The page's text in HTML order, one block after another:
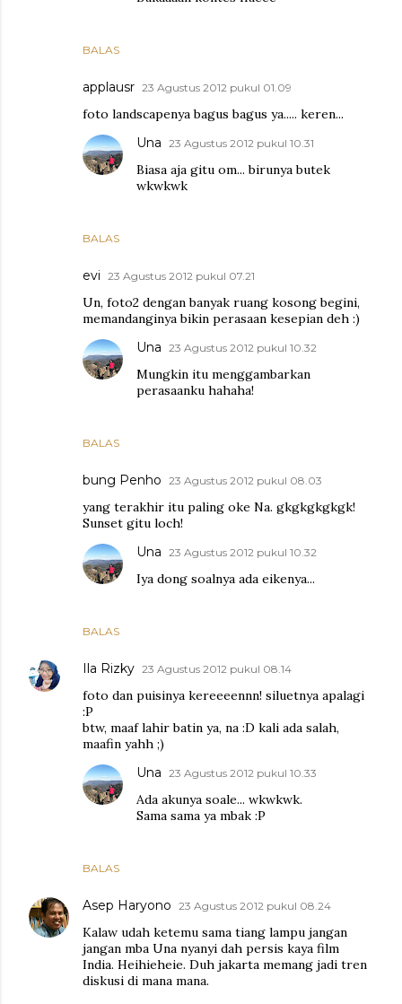
BALAS
applausr 23 Agustus 2012 pukul 01.09
foto landscapenya bagus bagus ya..... keren...
BALAS
Una 23 Agustus 2012 pukul 10.31
Biasa aja gitu om... birunya butek
wkwkwk
evi 23 Agustus 2012 pukul 07.21
Un, foto2 dengan banyak ruang kosong begini,
memandanginya bikin perasaan kesepian deh :)
BALAS
Una 23 Agustus 2012 pukul 10.32
Mungkin itu menggambarkan
perasaanku hahaha!
bung Penho 23 Agustus 2012 pukul 08.03
yang terakhir itu paling oke Na. gkgkgkgkgk!
Sunset gitu loch!
BALAS
Una 23 Agustus 2012 pukul 10.32
Iya dong soalnya ada eikenya...
Ila Rizky 23 Agustus 2012 pukul 08.14
foto dan puisinya kereeeennn! siluetnya apalagi
:P
btw, maaf lahir batin ya, na :D kali ada salah,
maafin yahh ;)
BALAS
Una 23 Agustus 2012 pukul 10.33
Ada akunya soale... wkwkwk.
Sama sama ya mbak :P
Asep Haryono 23 Agustus 2012 pukul 08.24
Kalaw udah ketemu sama tiang lampu jangan
jangan mba Una nyanyi dah persis kaya film
India. Heihieheie. Duh jakarta memang jadi tren
diskusi di mana mana.